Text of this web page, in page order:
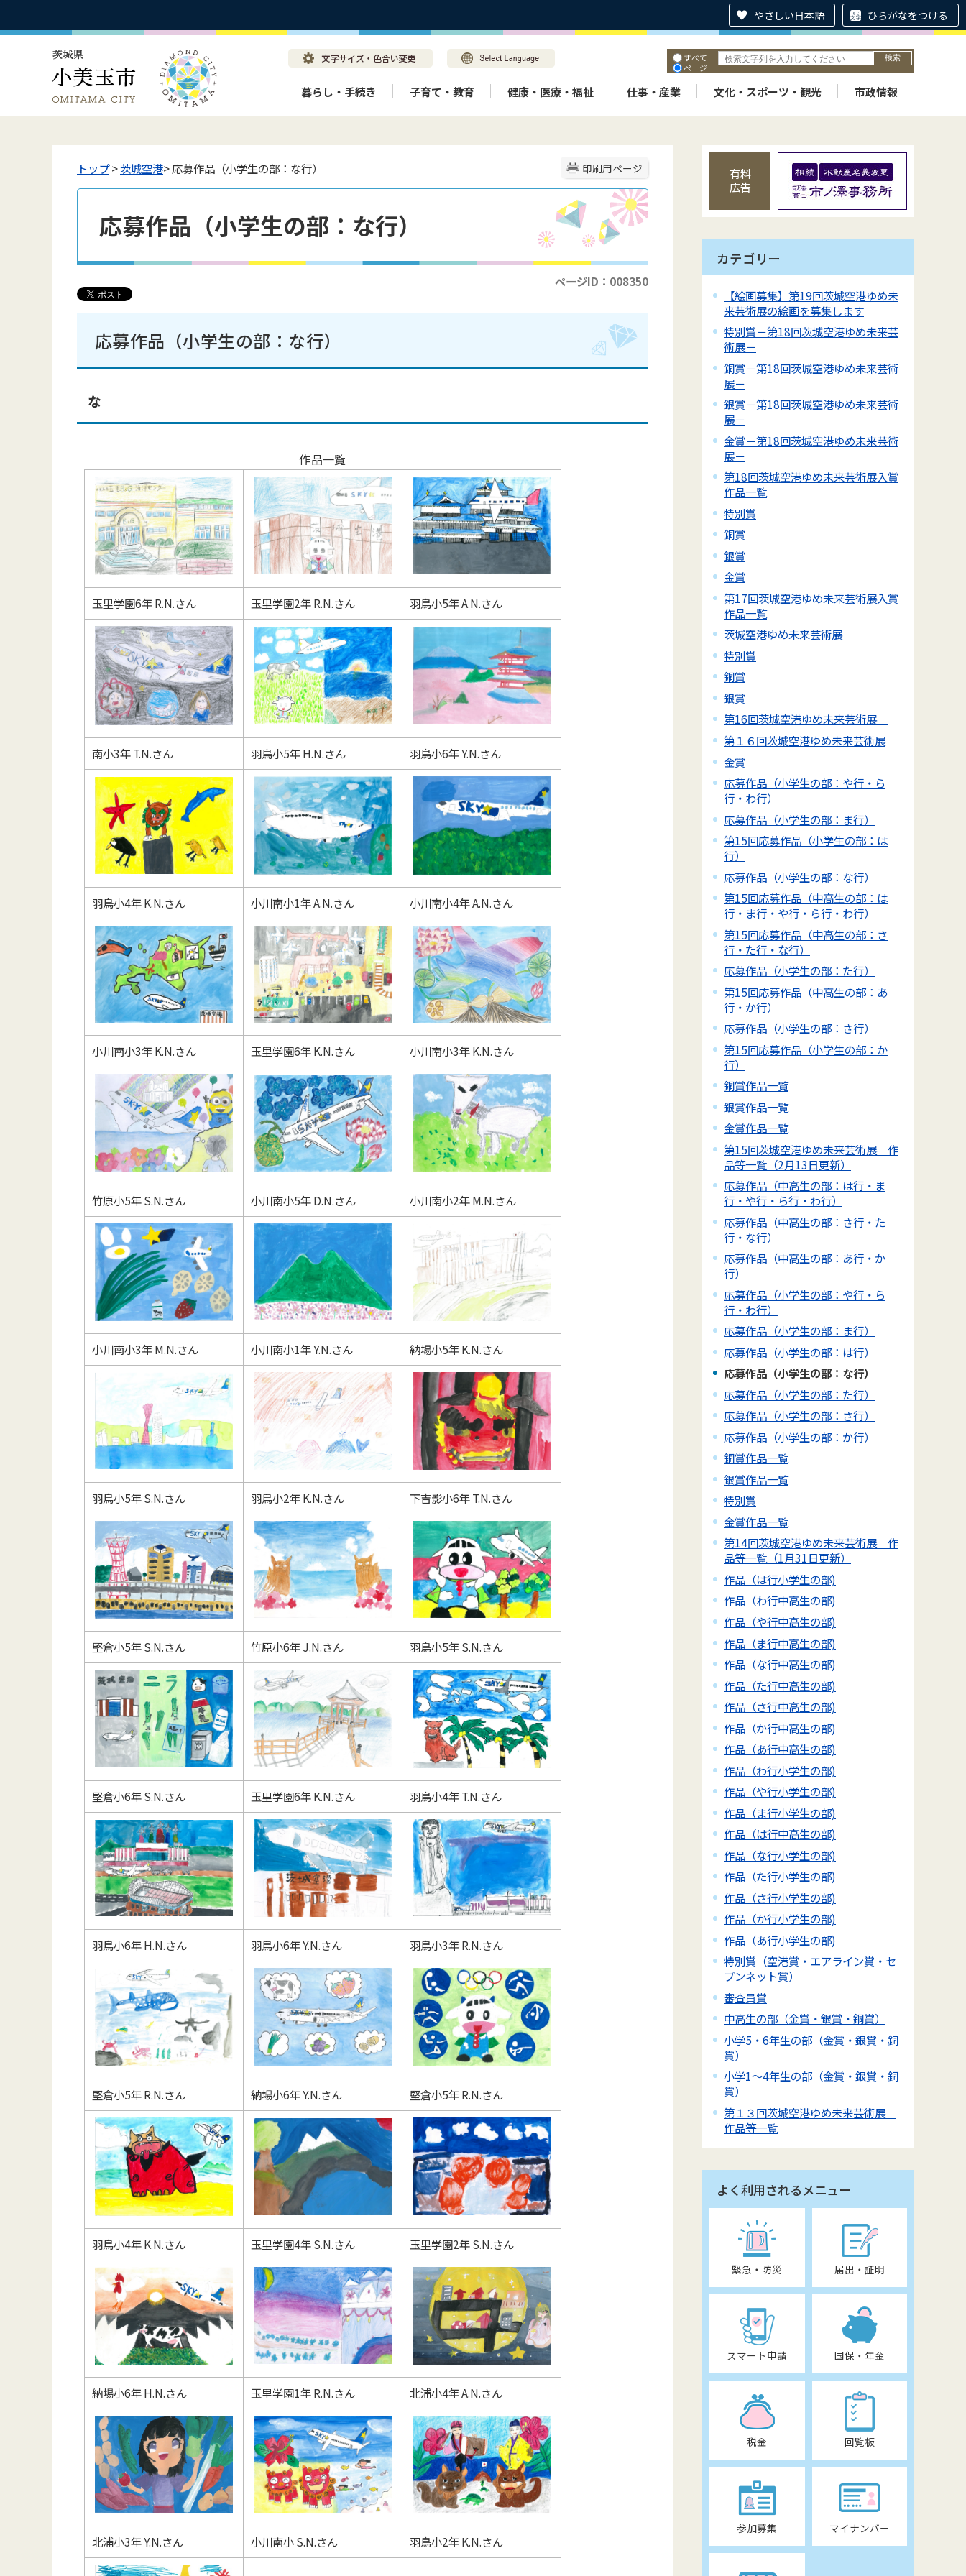
やさしい日本語 ひらがなをつける
すべて
ページ
暮らし・手続き 子育て・教育 健康・医療・福祉 仕事・産業 文化・スポーツ・観光 市政情報
印刷用ページ
トップ>茨城空港> 応募作品（小学生の部：な行）
応募作品（小学生の部：な行）
ページID：008350
応募作品（小学生の部：な行）
な
作品一覧
玉里学園6年 R.N.さん 玉里学園2年 R.N.さん 羽鳥小5年 A.N.さん
南小3年 T.N.さん 羽鳥小5年 H.N.さん 羽鳥小6年 Y.N.さん
羽鳥小4年 K.N.さん 小川南小1年 A.N.さん 小川南小4年 A.N.さん
小川南小3年 K.N.さん 玉里学園6年 K.N.さん 小川南小3年 K.N.さん
竹原小5年 S.N.さん 小川南小5年 D.N.さん 小川南小2年 M.N.さん
小川南小3年 M.N.さん 小川南小1年 Y.N.さん 納場小5年 K.N.さん
羽鳥小5年 S.N.さん 羽鳥小2年 K.N.さん 下吉影小6年 T.N.さん
堅倉小5年 S.N.さん 竹原小6年 J.N.さん 羽鳥小5年 S.N.さん
堅倉小6年 S.N.さん 玉里学園6年 K.N.さん 羽鳥小4年 T.N.さん
羽鳥小6年 H.N.さん 羽鳥小6年 Y.N.さん 羽鳥小3年 R.N.さん
堅倉小5年 R.N.さん 納場小6年 Y.N.さん 堅倉小5年 R.N.さん
羽鳥小4年 K.N.さん 玉里学園4年 S.N.さん 玉里学園2年 S.N.さん
納場小6年 H.N.さん 玉里学園1年 R.N.さん 北浦小4年 A.N.さん
北浦小3年 Y.N.さん 小川南小 S.N.さん 羽鳥小2年 K.N.さん
有料
広告
カテゴリー
【絵画募集】第19回茨城空港ゆめ未
来芸術展の絵画を募集します
特別賞－第18回茨城空港ゆめ未来芸
術展－
銅賞－第18回茨城空港ゆめ未来芸術
展－
銀賞－第18回茨城空港ゆめ未来芸術
展－
金賞－第18回茨城空港ゆめ未来芸術
展－
第18回茨城空港ゆめ未来芸術展入賞
作品一覧
特別賞
銅賞
銀賞
金賞
第17回茨城空港ゆめ未来芸術展入賞
作品一覧
茨城空港ゆめ未来芸術展
特別賞
銅賞
銀賞
第16回茨城空港ゆめ未来芸術展
第１６回茨城空港ゆめ未来芸術展
金賞
応募作品（小学生の部：や行・ら
行・わ行）
応募作品（小学生の部：ま行）
第15回応募作品（小学生の部：は
行）
応募作品（小学生の部：な行）
第15回応募作品（中高生の部：は
行・ま行・や行・ら行・わ行）
第15回応募作品（中高生の部：さ
行・た行・な行）
応募作品（小学生の部：た行）
第15回応募作品（中高生の部：あ
行・か行）
応募作品（小学生の部：さ行）
第15回応募作品（小学生の部：か
行）
銅賞作品一覧
銀賞作品一覧
金賞作品一覧
第15回茨城空港ゆめ未来芸術展 作
品等一覧（2月13日更新）
応募作品（中高生の部：は行・ま
行・や行・ら行・わ行）
応募作品（中高生の部：さ行・た
行・な行）
応募作品（中高生の部：あ行・か
行）
応募作品（小学生の部：や行・ら
行・わ行）
応募作品（小学生の部：ま行）
応募作品（小学生の部：は行）
応募作品（小学生の部：な行）
応募作品（小学生の部：た行）
応募作品（小学生の部：さ行）
応募作品（小学生の部：か行）
銅賞作品一覧
銀賞作品一覧
特別賞
金賞作品一覧
第14回茨城空港ゆめ未来芸術展 作
品等一覧（1月31日更新）
作品（は行小学生の部)
作品（わ行中高生の部)
作品（や行中高生の部)
作品（ま行中高生の部)
作品（な行中高生の部)
作品（た行中高生の部)
作品（さ行中高生の部)
作品（か行中高生の部)
作品（あ行中高生の部)
作品（わ行小学生の部)
作品（や行小学生の部)
作品（ま行小学生の部)
作品（は行中高生の部)
作品（な行小学生の部)
作品（た行小学生の部)
作品（さ行小学生の部)
作品（か行小学生の部)
作品（あ行小学生の部)
特別賞（空港賞・エアライン賞・セ
ブンネット賞）
審査員賞
中高生の部（金賞・銀賞・銅賞）
小学5・6年生の部（金賞・銀賞・銅
賞）
小学1～4年生の部（金賞・銀賞・銅
賞）
第１３回茨城空港ゆめ未来芸術展
作品等一覧
よく利用されるメニュー
緊急・防災 届出・証明
スマート申請 国保・年金
税金 回覧板
参加募集 マイナンバー